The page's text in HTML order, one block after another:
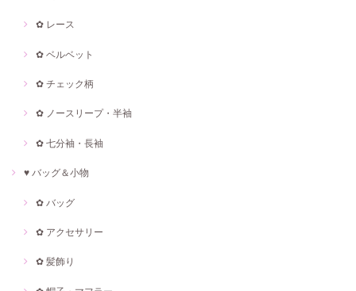
✿ レース
✿ ベルベット
✿ チェック柄
✿ ノースリープ・半袖
✿ 七分袖・長袖
♥ バッグ＆小物
✿ バッグ
✿ アクセサリー
✿ 髪飾り